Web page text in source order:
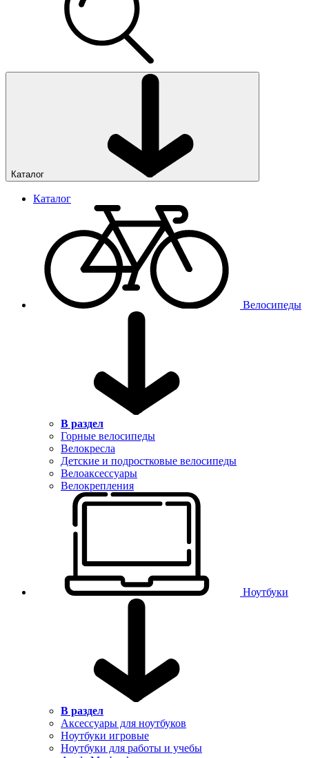
Каталог
Каталог
Велосипеды
В раздел
Горные велосипеды
Велокресла
Детские и подростковые велосипеды
Велоаксессуары
Велокрепления
Ноутбуки
В раздел
Аксессуары для ноутбуков
Ноутбуки игровые
Ноутбуки для работы и учебы